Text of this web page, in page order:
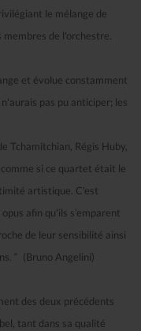
le mélange de
de l'orchestre.
et évolue constamment
pas pu anticiper; les
Tchamitchian, Régis Huby,
si ce quartet était le
artistique. C'est
afin qu'ils s’emparent
de leur sensibilité ainsi
“ (Bruno Angelini)
des deux précédents
tant dans sa qualité